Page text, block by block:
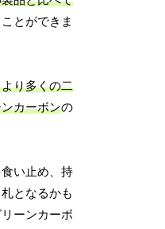
とができま
り多くの二
カーボンの
い止め、持
となるかも
ーンカーボ